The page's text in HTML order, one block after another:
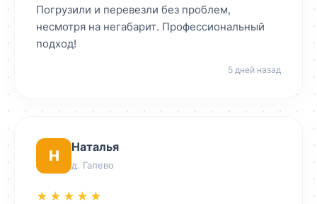
Погрузили и перевезли без проблем,
несмотря на негабарит. Профессиональный
подход!
5 дней назад
Н
Наталья
д. Галево
★★★★★